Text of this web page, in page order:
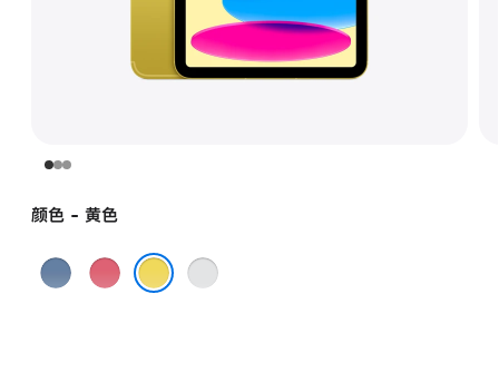
颜色 - 黄色
蓝
粉
银